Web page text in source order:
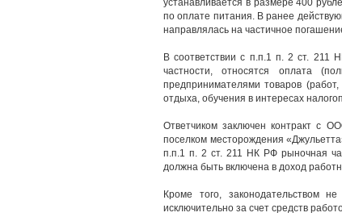
устанавливается в размере 400
по оплате питания. В ранее
направлялась на частичное
В соответствии с п.п.1 п. 2 ст. 211
частности, относятся оплата
предпринимателями товаров
отдыха, обучения в интересах
Ответчиком заключен контракт с
поселком месторождения
п.п.1 п. 2 ст. 211 НК РФ рыночная
должна быть включена в доход
Кроме того, законодательством
исключительно за счет средств